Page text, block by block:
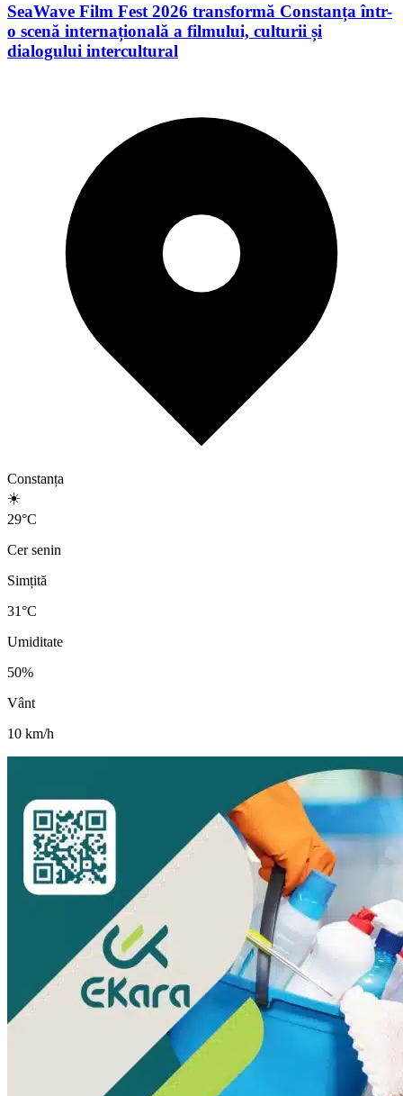
SeaWave Film Fest 2026 transformă Constanța într-
o scenă internațională a filmului, culturii și
dialogului intercultural
Constanța
☀️
29°C
Cer senin
Simțită
31°C
Umiditate
50%
Vânt
10 km/h